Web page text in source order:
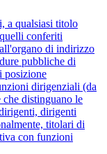
a qualsiasi titolo
conferiti
di indirizzo
pubbliche di
posizione
dirigenziali (da
distinguano le
dirigenti
titolari di
con funzioni